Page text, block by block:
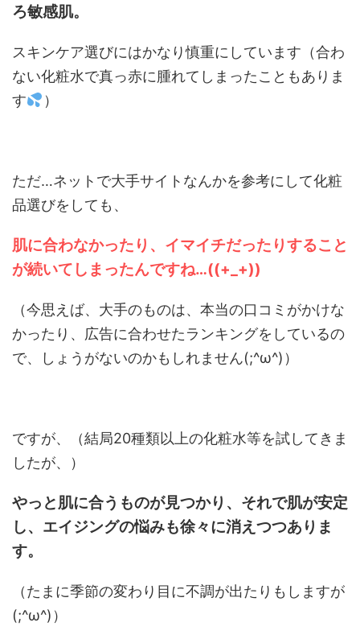
ろ敏感肌。
スキンケア選びにはかなり慎重にしています（合わ
ない化粧水で真っ赤に腫れてしまったこともありま
す
）
ただ…ネットで大手サイトなんかを参考にして化粧
品選びをしても、
肌に合わなかったり、イマイチだったりすること
が続いてしまったんですね…((+_+))
（今思えば、大手のものは、本当の口コミがかけな
かったり、広告に合わせたランキングをしているの
で、しょうがないのかもしれません(;^ω^)）
ですが、（結局20種類以上の化粧水等を試してきま
したが、）
やっと肌に合うものが見つかり、それで肌が安定
し、エイジングの悩みも徐々に消えつつありま
す。
（たまに季節の変わり目に不調が出たりもしますが
(;^ω^)）